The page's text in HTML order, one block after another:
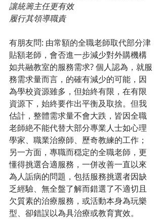
讓統籌主任更有效
履行其領導職責
有朋友問: 由常額的全職老師取代部分津
貼額老師，會否進一步減少對外購機構
如共融教室的服務需求? 個人認為，就服
務需求量而言，的確有減少的可能，因
為學校資源雖多，但始終有限，在有限
資源下，始終要作出平衡及取捨。但我
估計，整體需求量不會大跌，皆因全職
老師絶不能代替大部分專業人士如心理
學家、職業治療師、歷奇教練的工作；
另一方面，專職而穏定的全職老師，更
懂得挑選合適服務，一併改善一直以來
為人詬病的問題，包括服務挑選者因缺
乏經驗、無全盤了解而錯選了不適切且
欠質素的治療服務，或活動本身為玩樂
型、卻錯誤以為具治療或教育實效。